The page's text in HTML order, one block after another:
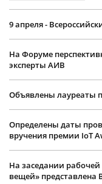
9 апреля -
На Форуме
эксперты АИВ
Объявлены лауреаты
Определены даты
вручения премии IoT
На заседании
вещей» представлена